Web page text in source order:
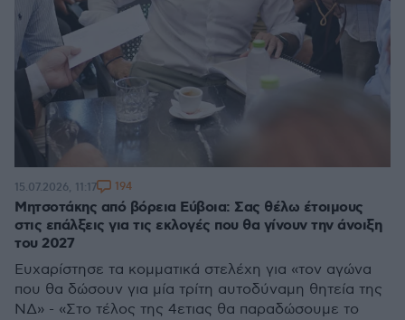
Μητσοτάκης από βόρεια Εύβοια: Σας θέλω έτοιμους
στις επάλξεις για τις εκλογές που θα γίνουν την άνοιξη
του 2027
Ευχαρίστησε τα κομματικά στελέχη για «τον αγώνα
που θα δώσουν για μία τρίτη αυτοδύναμη θητεία της
ΝΔ» - «Στο τέλος της 4ετιας θα παραδώσουμε το
15.07.2026, 11:17 194